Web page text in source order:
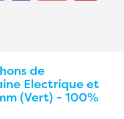
de
Electrique et
(Vert) - 100%